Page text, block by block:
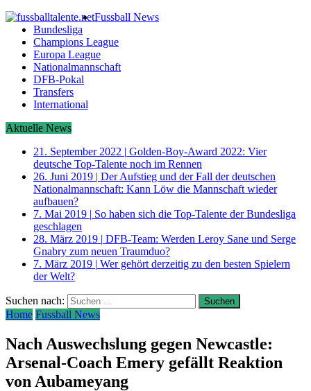
Fussball News
Bundesliga
Champions League
Europa League
Nationalmannschaft
DFB-Pokal
Transfers
International
Aktuelle News
21. September 2022 | Golden-Boy-Award 2022: Vier
deutsche Top-Talente noch im Rennen
26. Juni 2019 | Der Aufstieg und der Fall der deutschen
Nationalmannschaft: Kann Löw die Mannschaft wieder
aufbauen?
7. Mai 2019 | So haben sich die Top-Talente der Bundesliga
geschlagen
28. März 2019 | DFB-Team: Werden Leroy Sane und Serge
Gnabry zum neuen Traumduo?
7. März 2019 | Wer gehört derzeitig zu den besten Spielern
der Welt?
Suchen nach:
Home Fussball News
Nach Auswechslung gegen Newcastle:
Arsenal-Coach Emery gefällt Reaktion
von Aubameyang